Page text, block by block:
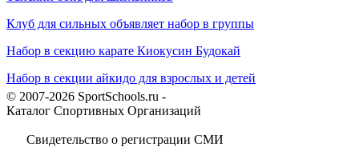
Клуб для сильных объявляет набор в группы
Набор в секцию карате Киокусин Будокай
Набор в секции айкидо для взрослых и детей
© 2007-2026 SportSchools.ru -
Каталог Спортивных Организаций
Свидетельство о регистрации СМИ